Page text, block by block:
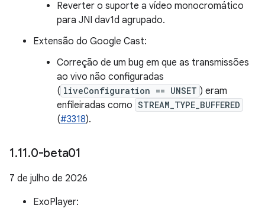
Reverter o suporte a vídeo monocromático
para JNI dav1d agrupado.
Extensão do Google Cast:
Correção de um bug em que as transmissões
ao vivo não configuradas
( liveConfiguration == UNSET ) eram
enfileiradas como STREAM_TYPE_BUFFERED
(#3318).
1.11.0-beta01
7 de julho de 2026
ExoPlayer: